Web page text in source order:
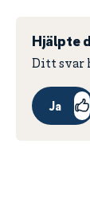
Hjälpte
Ditt svar
Ja